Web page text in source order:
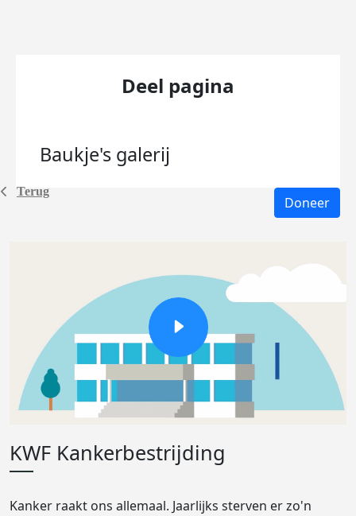
Terug
Deel pagina
Baukje's galerij
Doneer
KWF Kankerbestrijding
Kanker raakt ons allemaal. Jaarlijks sterven er zo'n